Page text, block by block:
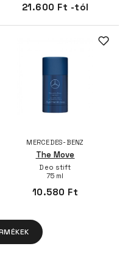
21.600 Ft -tól
MERCEDES-BENZ
The Move
Deo stift
75 ml
10.580 Ft